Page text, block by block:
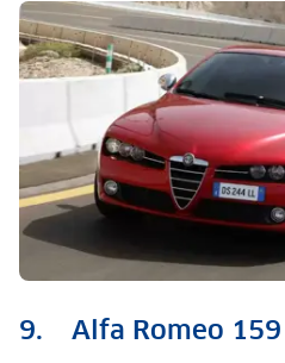
9. Alfa Romeo 159